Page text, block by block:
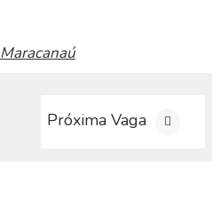
Maracanaú
Próxima Vaga